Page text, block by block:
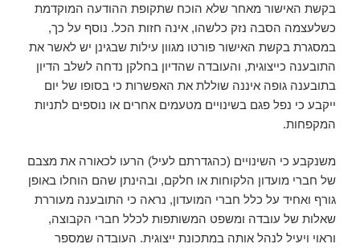
בקשת האישור מאחר שלא הוכח שתקופת ההודעה המוקדמת
כשלעצמה הסבה נזק כלשהו, אינה חזות הכל. נוסף על כך,
במסגרת בקשת האישור פורטו מגוון עילות שבגינן יש לאשר את
התובענה כייצוגית, והעובדה שהדיון בחלקן נדחה לשלב הדיון
בתובענה גופה איננה שוללת את האפשרות כי בסופו של יום
ייקבע כי נפל פגם בשינויים מטעמים אחרים או נוספים לתניות
המקפחות.
משנקבע כי השינויים (כהגדרתם לעיל) הרעו לכאורה את מצבם
של חברי מועדון הלקוחות או חלקם, ובהינתן שהם הוחלו באופן
גורף ואחיד על כלל חברי המועדון, נראה כי התובענה מעוררת
שאלות של עובדה ומשפט המשותפות לכלל חברי הקבוצה,
וראוי ויעיל לנהל אותה במתכונת ייצוגית. העובדה שמספר